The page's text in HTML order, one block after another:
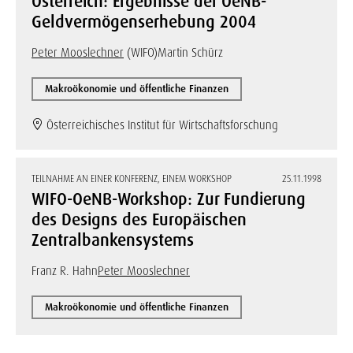
Geldvermögenserhebung 2004
Peter Mooslechner (WIFO)Martin Schürz
Makroökonomie und öffentliche Finanzen
Österreichisches Institut für Wirtschaftsforschung
TEILNAHME AN EINER KONFERENZ, EINEM WORKSHOP 25.11.1998
WIFO-OeNB-Workshop: Zur Fundierung
des Designs des Europäischen
Zentralbankensystems
Franz R. HahnPeter Mooslechner
Makroökonomie und öffentliche Finanzen